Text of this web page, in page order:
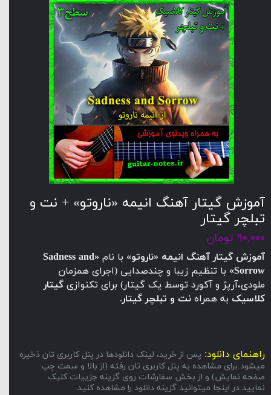
آموزش گیتار آهنگ انیمه «ناروتو» + نت و
تبلچر گیتار
۹۰,۰۰۰ تومان
آموزش گیتار آهنگ انیمه «ناروتو» با نام «Sadness and
Sorrow»
با تنظیم زیبا و چندصدایی (اجرای همزمان
ملودی،آرپژ و آکورد توسط یک گیتار) برای تکنوازی گیتار
کلاسیک به همراه نت و تبلچر گیتار.
راهنمای دانلود: پس از خرید، لینک دانلودها در پنل کاربری تان ذخیره
میشود.برای مشاهده به پنل کاربری تان رفته (از بالا و سمت چپ
صفحه نمایش) و از بخش سفارشات روی گزینه جزییات کلیک
نمایید.در اینجا میتوانید گزینه دانلود را مشاهده کنید.